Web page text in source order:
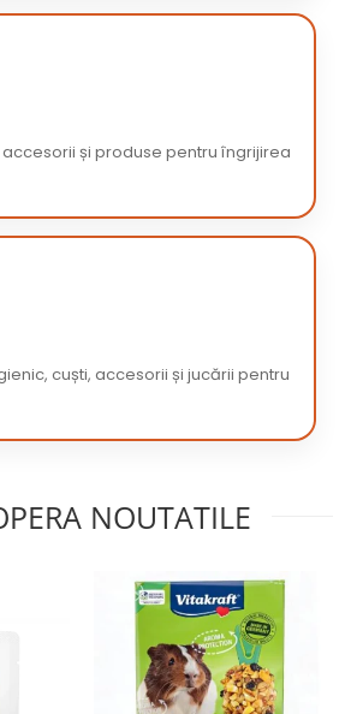
și produse pentru îngrijirea
cuști, accesorii și jucării pentru
NOUTATILE